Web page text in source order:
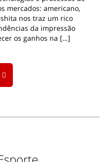
mercados: americano,
nos traz um rico
da impressão
os ganhos na […]